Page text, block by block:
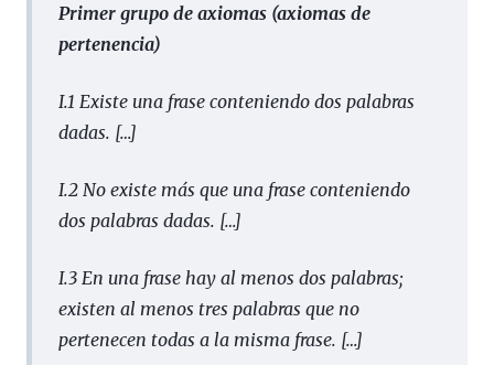
Primer grupo de axiomas (axiomas de
pertenencia)
I.1 Existe una frase conteniendo dos palabras
dadas. […]
I.2 No existe más que una frase conteniendo
dos palabras dadas. […]
I.3 En una frase hay al menos dos palabras;
existen al menos tres palabras que no
pertenecen todas a la misma frase. […]